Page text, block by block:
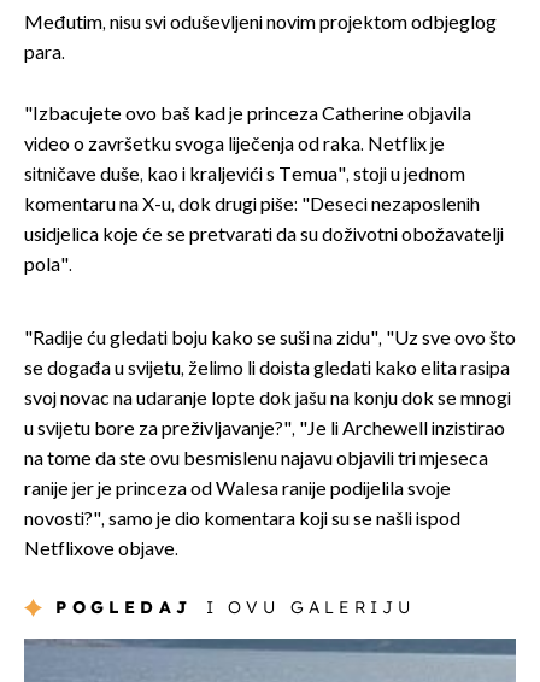
Međutim, nisu svi oduševljeni novim projektom odbjeglog
para.
"Izbacujete ovo baš kad je princeza Catherine objavila
video o završetku svoga liječenja od raka. Netflix je
sitničave duše, kao i kraljevići s Temua", stoji u jednom
komentaru na X-u, dok drugi piše: "Deseci nezaposlenih
usidjelica koje će se pretvarati da su doživotni obožavatelji
pola".
"Radije ću gledati boju kako se suši na zidu", "Uz sve ovo što
se događa u svijetu, želimo li doista gledati kako elita rasipa
svoj novac na udaranje lopte dok jašu na konju dok se mnogi
u svijetu bore za preživljavanje?", "Je li Archewell inzistirao
na tome da ste ovu besmislenu najavu objavili tri mjeseca
ranije jer je princeza od Walesa ranije podijelila svoje
novosti?", samo je dio komentara koji su se našli ispod
Netflixove objave.
POGLEDAJ I OVU GALERIJU